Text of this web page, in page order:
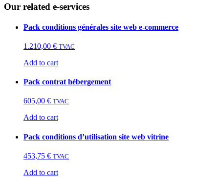
Our related e-services
Pack conditions générales site web e-commerce
1.210,00 € TVAC
Add to cart
Pack contrat hébergement
605,00 € TVAC
Add to cart
Pack conditions d’utilisation site web vitrine
453,75 € TVAC
Add to cart